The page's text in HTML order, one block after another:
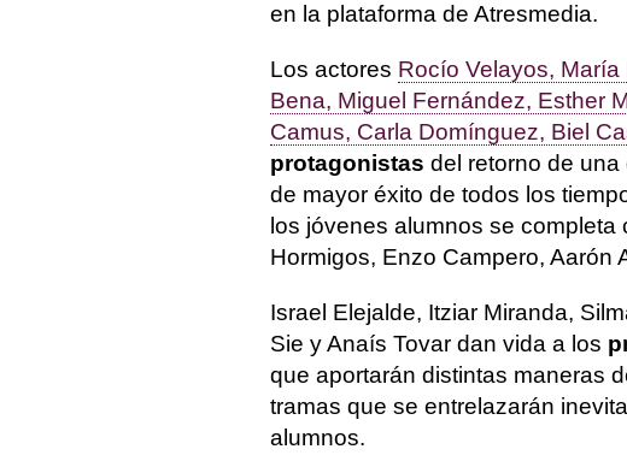
en la plataforma de Atresmedia.
Los actores Rocío Velayos,
Bena, Miguel Fernández, Esther
Camus, Carla Domínguez, Biel
protagonistas del retorno de
de mayor éxito de todos los
los jóvenes alumnos se completa
Hormigos, Enzo Campero, Aarón
Israel Elejalde, Itziar Miranda,
Sie y Anaís Tovar dan vida a los
que aportarán distintas maneras
tramas que se entrelazarán
alumnos.